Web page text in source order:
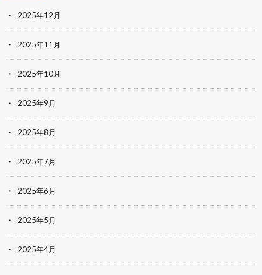
2025年12月
2025年11月
2025年10月
2025年9月
2025年8月
2025年7月
2025年6月
2025年5月
2025年4月